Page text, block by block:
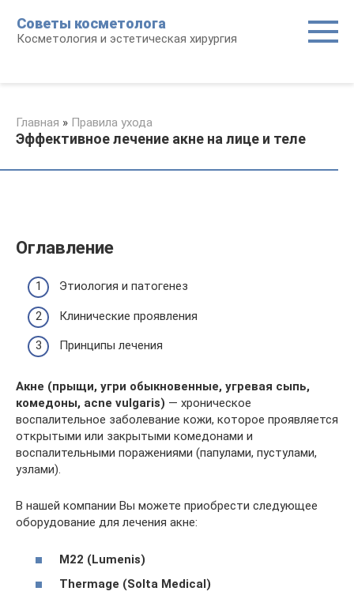
контенту
Советы косметолога
Косметология и эстетическая хирургия
Главная » Правила ухода
Эффективное лечение акне на лице и теле
Оглавление
Этиология и патогенез
Клинические проявления
Принципы лечения
Акне (прыщи, угри обыкновенные, угревая сыпь,
комедоны, аcne vulgaris) — хроническое
воспалительное заболевание кожи, которое проявляется
открытыми или закрытыми комедонами и
воспалительными поражениями (папулами, пустулами,
узлами).
В нашей компании Вы можете приобрести следующее
оборудование для лечения акне:
M22 (Lumenis)
Thermage (Solta Medical)